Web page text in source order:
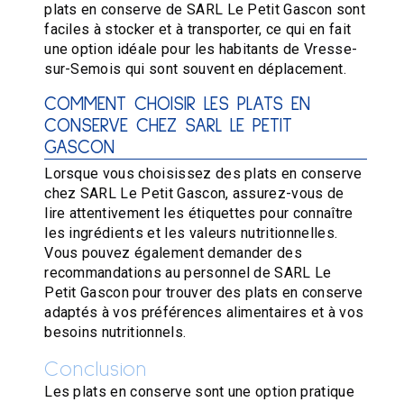
plats en conserve de SARL Le Petit Gascon sont
faciles à stocker et à transporter, ce qui en fait
une option idéale pour les habitants de Vresse-
sur-Semois qui sont souvent en déplacement.
COMMENT CHOISIR LES PLATS EN
CONSERVE CHEZ SARL LE PETIT
GASCON
Lorsque vous choisissez des plats en conserve
chez SARL Le Petit Gascon, assurez-vous de
lire attentivement les étiquettes pour connaître
les ingrédients et les valeurs nutritionnelles.
Vous pouvez également demander des
recommandations au personnel de SARL Le
Petit Gascon pour trouver des plats en conserve
adaptés à vos préférences alimentaires et à vos
besoins nutritionnels.
Conclusion
Les plats en conserve sont une option pratique